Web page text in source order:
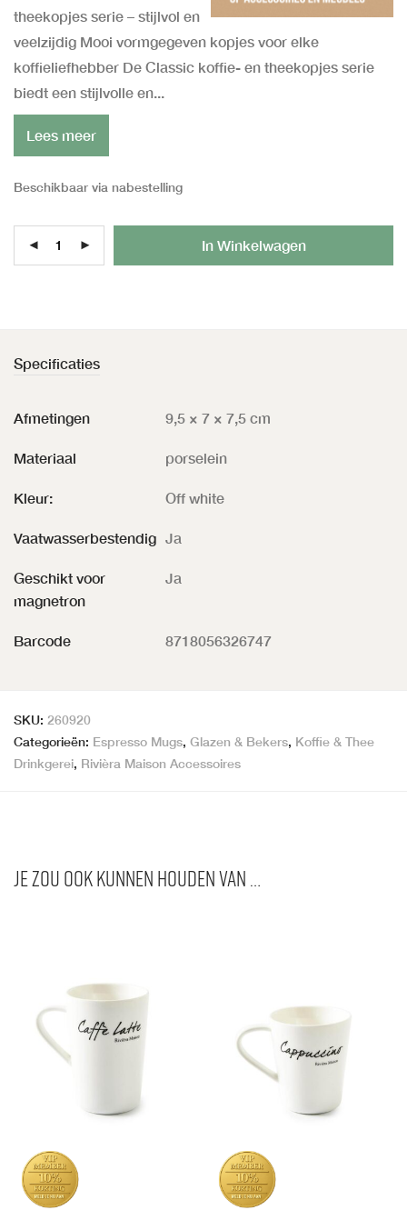
theekopjes serie – stijlvol en
veelzijdig Mooi vormgegeven kopjes voor elke
koffieliefhebber De Classic koffie- en theekopjes serie
biedt een stijlvolle en...
Lees meer
Beschikbaar via nabestelling
In Winkelwagen
Specificaties
Afmetingen 9,5 × 7 × 7,5 cm
Materiaal porselein
Kleur: Off white
Vaatwasserbestendig Ja
Geschikt voor
magnetron
Ja
Barcode 8718056326747
SKU: 260920
Categorieën: Espresso Mugs, Glazen & Bekers, Koffie & Thee
Drinkgerei, Rivièra Maison Accessoires
Je zou ook kunnen houden van …